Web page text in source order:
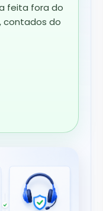
feita fora do
contados do